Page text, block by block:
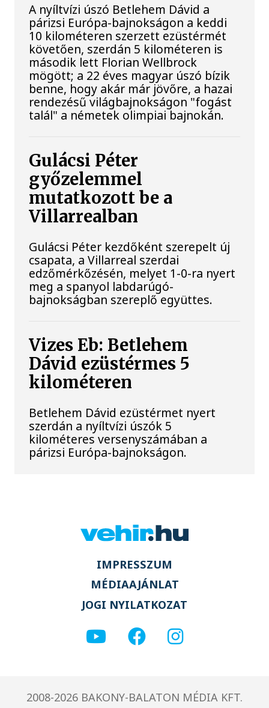
A nyíltvízi úszó Betlehem Dávid a
párizsi Európa-bajnokságon a keddi
10 kilométeren szerzett ezüstérmét
követően, szerdán 5 kilométeren is
második lett Florian Wellbrock
mögött; a 22 éves magyar úszó bízik
benne, hogy akár már jövőre, a hazai
rendezésű világbajnokságon "fogást
talál" a németek olimpiai bajnokán.
Gulácsi Péter
győzelemmel
mutatkozott be a
Villarrealban
Gulácsi Péter kezdőként szerepelt új
csapata, a Villarreal szerdai
edzőmérkőzésén, melyet 1-0-ra nyert
meg a spanyol labdarúgó-
bajnokságban szereplő együttes.
Vizes Eb: Betlehem
Dávid ezüstérmes 5
kilométeren
Betlehem Dávid ezüstérmet nyert
szerdán a nyíltvízi úszók 5
kilométeres versenyszámában a
párizsi Európa-bajnokságon.
IMPRESSZUM
MÉDIAAJÁNLAT
JOGI NYILATKOZAT
2008-2026 BAKONY-BALATON MÉDIA KFT.